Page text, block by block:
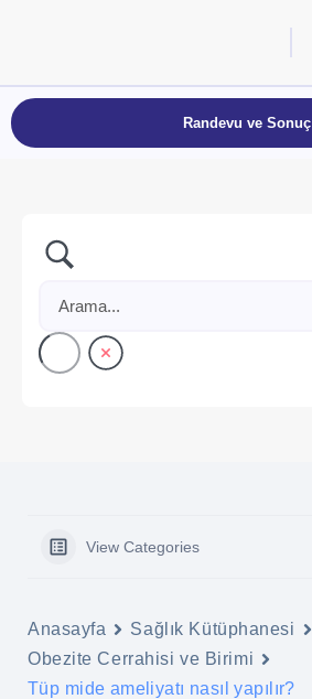
Randevu ve Sonuç
View Categories
Anasayfa
Sağlık Kütüphanesi
Obezite Cerrahisi ve Birimi
Tüp mide ameliyatı nasıl yapılır?